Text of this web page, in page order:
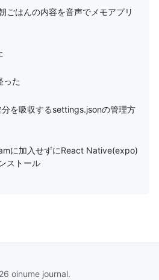
ごはんの内容を音声でメモアプリ
った
を吸収するsettings.jsonの管理方
に加入せずにReact Native(expo)
ストール
oinume journal.